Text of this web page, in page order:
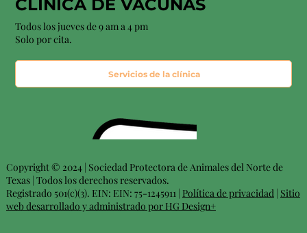
CLÍNICA DE VACUNAS
Todos los jueves de 9 am a 4 pm
Solo por cita.
Servicios de la clínica
Copyright © 2024 | Sociedad Protectora de Animales del Norte de
Texas | Todos los derechos reservados.
Registrado 501(c)(3). EIN: EIN: 75-1245911 | Política de privacidad| Sitio
web desarrollado y administrado por HG Design+